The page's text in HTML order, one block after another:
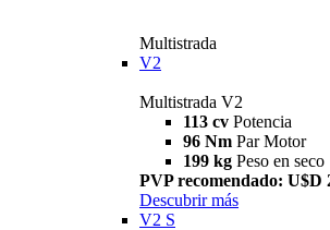
Multistrada
V2
Multistrada V2
113 cv Potencia
96 Nm Par Motor
199 kg Peso en seco
PVP recomendado: U$D
Descubrir más
V2 S